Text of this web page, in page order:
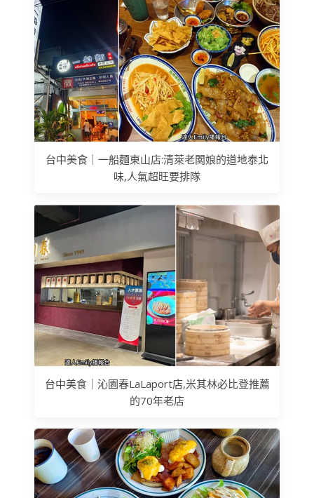
台中美食｜一船麵東山店:清萊老闆娘的道地泰北
味,人氣超旺要排隊
台中美食｜沁園春LaLaport店,米其林必比登推薦
的70年老店